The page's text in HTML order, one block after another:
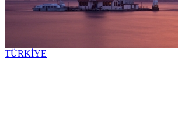
TÜRKİYE